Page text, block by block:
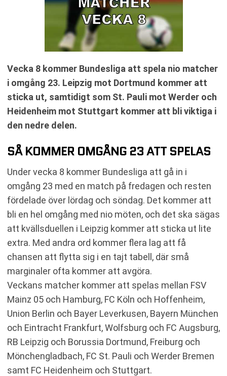
Vecka 8 kommer Bundesliga att spela nio matcher
i omgång 23. Leipzig mot Dortmund kommer att
sticka ut, samtidigt som St. Pauli mot Werder och
Heidenheim mot Stuttgart kommer att bli viktiga i
den nedre delen.
SÅ KOMMER OMGÅNG 23 ATT SPELAS
Under vecka 8 kommer Bundesliga att gå in i
omgång 23 med en match på fredagen och resten
fördelade över lördag och söndag. Det kommer att
bli en hel omgång med nio möten, och det ska sägas
att kvällsduellen i Leipzig kommer att sticka ut lite
extra. Med andra ord kommer flera lag att få
chansen att flytta sig i en tajt tabell, där små
marginaler ofta kommer att avgöra.
Veckans matcher kommer att spelas mellan FSV
Mainz 05 och Hamburg, FC Köln och Hoffenheim,
Union Berlin och Bayer Leverkusen, Bayern München
och Eintracht Frankfurt, Wolfsburg och FC Augsburg,
RB Leipzig och Borussia Dortmund, Freiburg och
Mönchengladbach, FC St. Pauli och Werder Bremen
samt FC Heidenheim och Stuttgart.